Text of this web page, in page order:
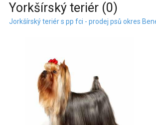
Yorkšírský teriér (0)
Jorkšírský teriér s pp fci - prodej psů okres